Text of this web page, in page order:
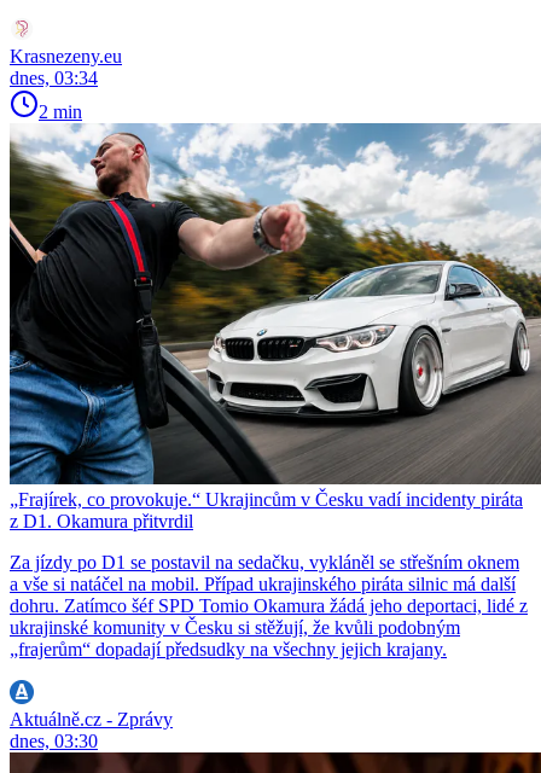
Krasnezeny.eu
dnes, 03:34
2 min
„Frajírek, co provokuje.“ Ukrajincům v Česku vadí incidenty piráta
z D1. Okamura přitvrdil
Za jízdy po D1 se postavil na sedačku, vykláněl se střešním oknem
a vše si natáčel na mobil. Případ ukrajinského piráta silnic má další
dohru. Zatímco šéf SPD Tomio Okamura žádá jeho deportaci, lidé z
ukrajinské komunity v Česku si stěžují, že kvůli podobným
„frajerům“ dopadají předsudky na všechny jejich krajany.
Aktuálně.cz - Zprávy
dnes, 03:30